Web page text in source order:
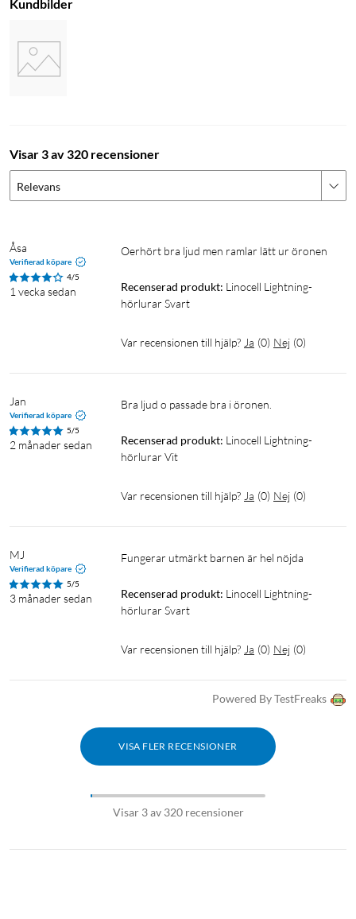
Kundbilder
Visar 3 av 320 recensioner
Relevans
Åsa
Verifierad köpare
4/5
1 vecka sedan
Oerhört bra ljud men ramlar lätt ur öronen
Recenserad produkt: Linocell Lightning-
hörlurar Svart
Var recensionen till hjälp? Ja (0) Nej (0)
Jan
Verifierad köpare
5/5
2 månader sedan
Bra ljud o passade bra i öronen.
Recenserad produkt: Linocell Lightning-
hörlurar Vit
Var recensionen till hjälp? Ja (0) Nej (0)
MJ
Verifierad köpare
5/5
3 månader sedan
Fungerar utmärkt barnen är hel nöjda
Recenserad produkt: Linocell Lightning-
hörlurar Svart
Var recensionen till hjälp? Ja (0) Nej (0)
Powered By TestFreaks
VISA FLER RECENSIONER
Visar 3 av 320 recensioner